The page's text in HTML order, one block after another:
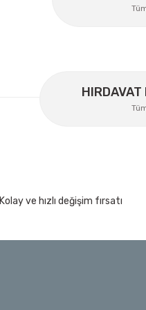
İzeltaş
HIRDAVAT
Kolay ve hızlı değişim fırsatı